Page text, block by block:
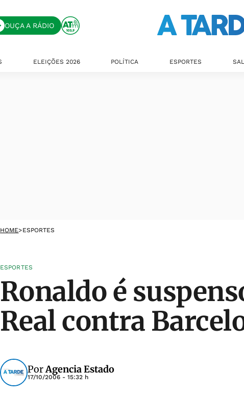
OUÇA A RÁDIO
ELEIÇÕES 2026 POLÍTICA ESPORTES
HOME>ESPORTES
ESPORTES
Ronaldo é
Real contra
PorAgencia Estado
17/10/2006 - 15:32 h